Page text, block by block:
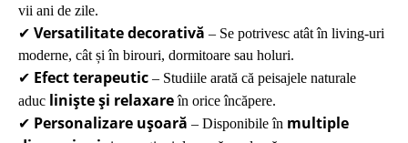
vii ani de zile.
✔ Versatilitate decorativă – Se potrivesc atât în living-uri
moderne, cât și în birouri, dormitoare sau holuri.
✔ Efect terapeutic – Studiile arată că peisajele naturale
aduc liniște și relaxareîn orice încăpere.
✔ Personalizare ușoară – Disponibile în multiple